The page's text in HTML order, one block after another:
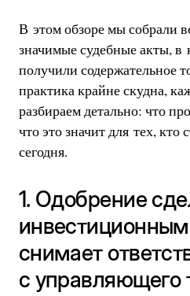
В этом обзоре мы собрали
значимые судебные акты,
получили содержательное
практика крайне скудна,
разбираем детально: что
что это значит для тех,
сегодня.
1. Одобрение
снимает
с управляющего